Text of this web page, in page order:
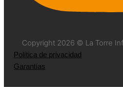
Copyright 2026 © La Torre
Política de privacidad
Garantías